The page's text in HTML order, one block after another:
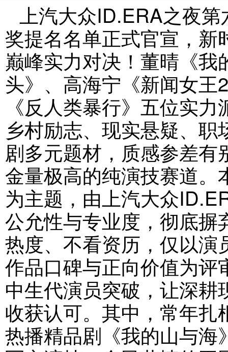
上汽大众ID.ERA之夜第
奖提名名单正式官宣，
巅峰实力对决！董晴《
头》、高海宁《新闻女
《反人类暴行》五位实
乡村励志、现实悬疑、
剧多元题材，质感参差
金量极高的纯演技赛道
为主题，由上汽大众
公允性与专业度，彻底
热度、不看资历，仅以
作品口碑与正向价值为
中生代演员突破，让深
收获认可。其中，常年
热播精品剧《我的山与